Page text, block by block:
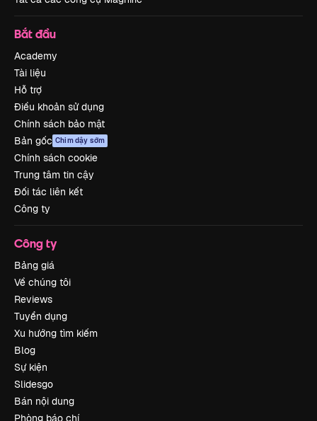
Bắt đầu
Academy
Tài liệu
Hỗ trợ
Điều khoản sử dụng
Chính sách bảo mật
Bản gốc Chim dậy sớm
Chính sách cookie
Trung tâm tin cậy
Đối tác liên kết
Công ty
Công ty
Bảng giá
Về chúng tôi
Reviews
Tuyển dụng
Xu hướng tìm kiếm
Blog
Sự kiện
Slidesgo
Bán nội dung
Phòng báo chí